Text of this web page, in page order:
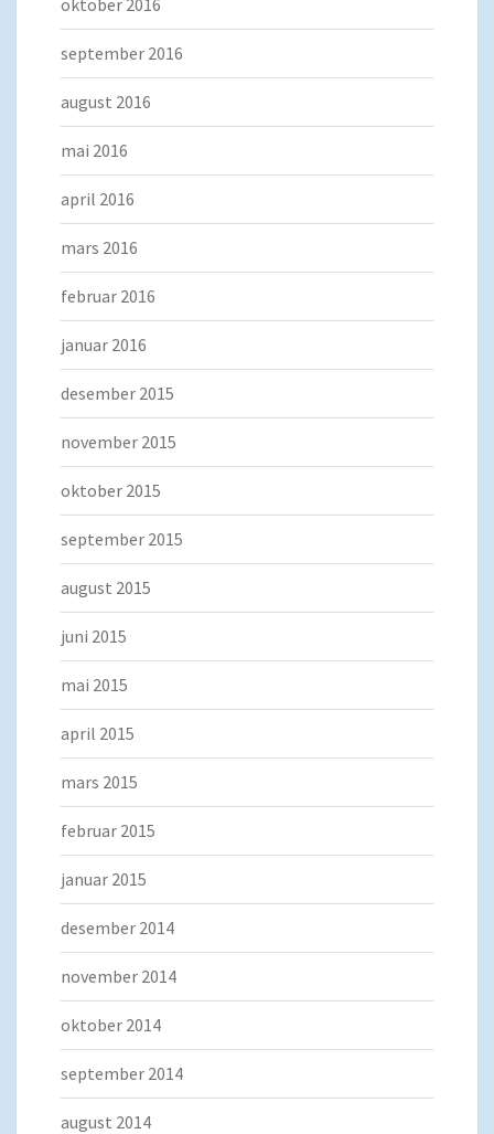
oktober 2016
september 2016
august 2016
mai 2016
april 2016
mars 2016
februar 2016
januar 2016
desember 2015
november 2015
oktober 2015
september 2015
august 2015
juni 2015
mai 2015
april 2015
mars 2015
februar 2015
januar 2015
desember 2014
november 2014
oktober 2014
september 2014
august 2014